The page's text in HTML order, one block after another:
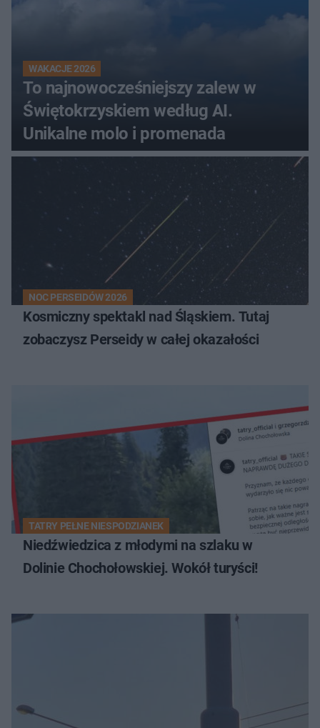
WAKACJE 2026
To najnowocześniejszy zalew w
Świętokrzyskiem według AI.
Unikalne molo i promenada
NOC PERSEIDÓW 2026
Kosmiczny spektakl nad Śląskiem. Tutaj
zobaczysz Perseidy w całej okazałości
TATRY PEŁNE NIESPODZIANEK
Niedźwiedzica z młodymi na szlaku w
Dolinie Chochołowskiej. Wokół turyści!